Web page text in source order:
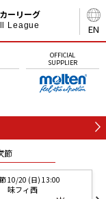
EN
ーリーグ
League
OFFICIAL
SUPPLIER
節
10/20 (日) 13:00
味フィ西